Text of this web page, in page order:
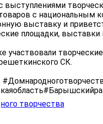
выступлениями
с национальным
выставку и
площадки,
участвовали
СК.
творчества